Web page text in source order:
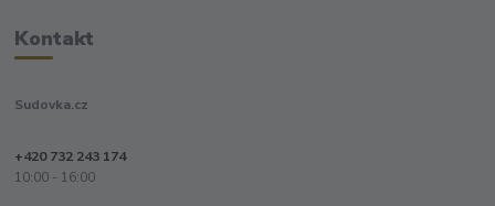
Kontakt
Sudovka.cz
+420 732 243 174
10:00 - 16:00